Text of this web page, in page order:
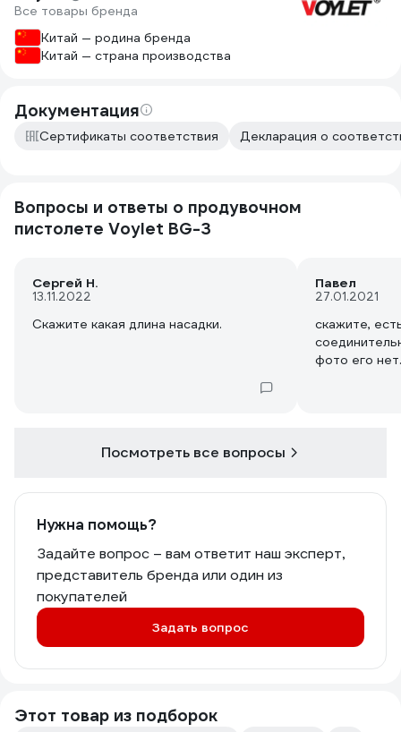
Все товары бренда
Китай — родина бренда
Китай — страна производства
Документация
Сертификаты соответствия Декларация о
Вопросы и ответы о продувочном
пистолете Voylet BG-3
Сергей Н.
13.11.2022
Скажите какая длина насадки.
Павел
27.01.2021
скажите,
фото его
Посмотреть все вопросы
Нужна помощь?
Задайте вопрос – вам ответит наш эксперт,
представитель бренда или один из
покупателей
Задать вопрос
Этот товар из подборок